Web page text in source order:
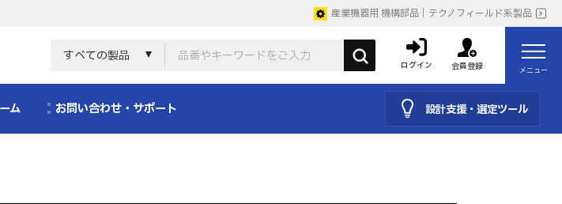
産業機器用 機構部品｜テクノフィールド系製品
すべての製品
ログイン 会員登録 メニュー
ム お問い合わせ・サポート 設計支援・選定ツール